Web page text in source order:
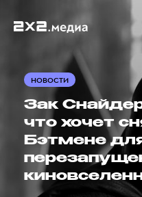
НОВОСТИ
Зак
что хочет
Бэтмене